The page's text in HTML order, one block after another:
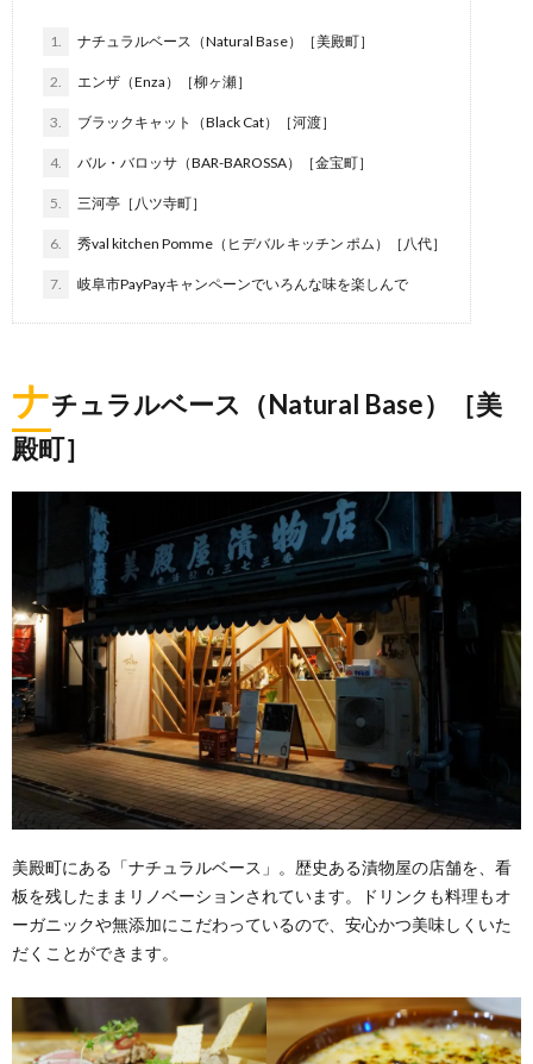
1. ナチュラルベース（Natural Base）［美殿町］
2. エンザ（Enza）［柳ヶ瀬］
3. ブラックキャット（Black Cat）［河渡］
4. バル・バロッサ（BAR-BAROSSA）［金宝町］
5. 三河亭［八ツ寺町］
6. 秀val kitchen Pomme（ヒデバル キッチン ポム）［八代］
7. 岐阜市PayPayキャンペーンでいろんな味を楽しんで
ナチュラルベース（Natural Base）［美
殿町］
美殿町にある「ナチュラルベース」。歴史ある漬物屋の店舗を、看
板を残したままリノベーションされています。ドリンクも料理もオ
ーガニックや無添加にこだわっているので、安心かつ美味しくいた
だくことができます。